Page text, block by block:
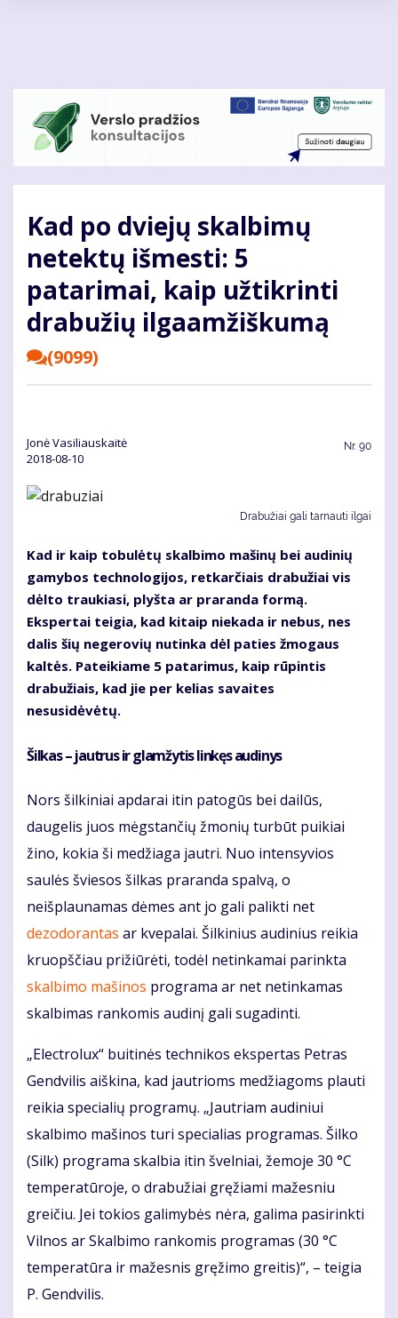
Kad po dviejų skalbimų
netektų išmesti: 5
patarimai, kaip užtikrinti
drabužių ilgaamžiškumą
(9099)
Jonė Vasiliauskaitė
2018-08-10
Nr. 90
Drabužiai gali tarnauti ilgai
Kad ir kaip tobulėtų skalbimo mašinų bei audinių
gamybos technologijos, retkarčiais drabužiai vis
dėlto traukiasi, plyšta ar praranda formą.
Ekspertai teigia, kad kitaip niekada ir nebus, nes
dalis šių negerovių nutinka dėl paties žmogaus
kaltės. Pateikiame 5 patarimus, kaip rūpintis
drabužiais, kad jie per kelias savaites
nesusidėvėtų.
Šilkas – jautrus ir glamžytis linkęs audinys
Nors šilkiniai apdarai itin patogūs bei dailūs,
daugelis juos mėgstančių žmonių turbūt puikiai
žino, kokia ši medžiaga jautri. Nuo intensyvios
saulės šviesos šilkas praranda spalvą, o
neišplaunamas dėmes ant jo gali palikti net
dezodorantas ar kvepalai. Šilkinius audinius reikia
kruopščiau prižiūrėti, todėl netinkamai parinkta
skalbimo mašinos programa ar net netinkamas
skalbimas rankomis audinį gali sugadinti.
„Electrolux“ buitinės technikos ekspertas Petras
Gendvilis aiškina, kad jautrioms medžiagoms plauti
reikia specialių programų. „Jautriam audiniui
skalbimo mašinos turi specialias programas. Šilko
(Silk) programa skalbia itin švelniai, žemoje 30 °C
temperatūroje, o drabužiai gręžiami mažesniu
greičiu. Jei tokios galimybės nėra, galima pasirinkti
Vilnos ar Skalbimo rankomis programas (30 °C
temperatūra ir mažesnis gręžimo greitis)“, – teigia
P. Gendvilis.